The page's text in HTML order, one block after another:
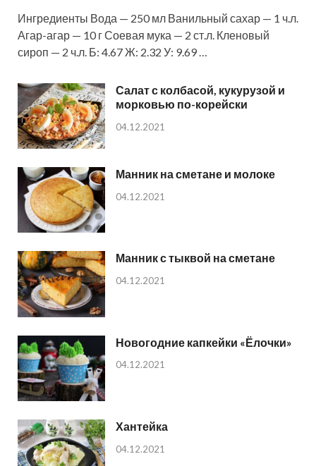
Ингредиенты Вода — 250 мл Ванильный сахар — 1 ч.л.
Агар-агар — 10 г Соевая мука — 2 ст.л. Кленовый
сироп — 2 ч.л. Б: 4.67 Ж: 2.32 У: 9.69 …
Салат с колбасой, кукурузой и
морковью по-корейски
04.12.2021
Манник на сметане и молоке
04.12.2021
Манник с тыквой на сметане
04.12.2021
Новогодние капкейки «Ёлочки»
04.12.2021
Хантейка
04.12.2021